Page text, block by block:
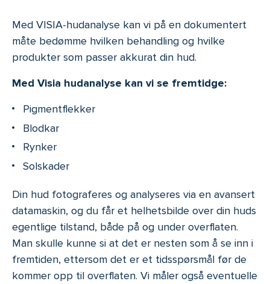
Med VISIA-hudanalyse kan vi på en dokumentert
måte bedømme hvilken behandling og hvilke
produkter som passer akkurat din hud.
Med Visia hudanalyse kan vi se fremtidge:
Pigmentflekker
Blodkar
Rynker
Solskader
Din hud fotograferes og analyseres via en avansert
datamaskin, og du får et helhetsbilde over din huds
egentlige tilstand, både på og under overflaten.
Man skulle kunne si at det er nesten som å se inn i
fremtiden, ettersom det er et tidsspørsmål før de
kommer opp til overflaten. Vi måler også eventuelle